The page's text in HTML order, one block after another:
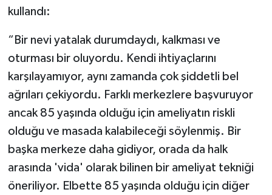
kullandı:
“Bir nevi yatalak durumdaydı, kalkması ve
oturması bir oluyordu. Kendi ihtiyaçlarını
karşılayamıyor, aynı zamanda çok şiddetli bel
ağrıları çekiyordu. Farklı merkezlere başvuruyor
ancak 85 yaşında olduğu için ameliyatın riskli
olduğu ve masada kalabileceği söylenmiş. Bir
başka merkeze daha gidiyor, orada da halk
arasında 'vida' olarak bilinen bir ameliyat tekniği
öneriliyor. Elbette 85 yaşında olduğu için diğer